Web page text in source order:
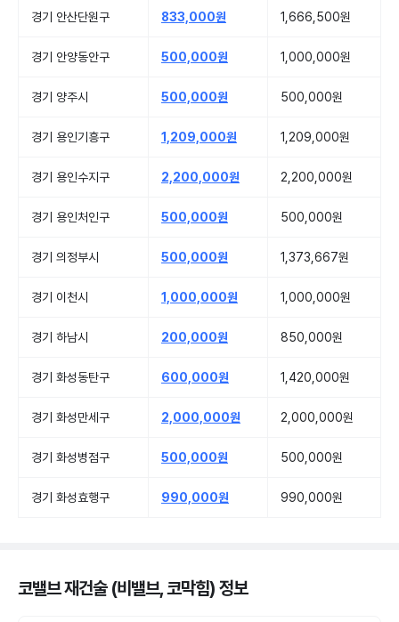
경기 안산단원구 833,000원 1,666,500원
경기 안양동안구 500,000원 1,000,000원
경기 양주시 500,000원 500,000원
경기 용인기흥구 1,209,000원 1,209,000원
경기 용인수지구 2,200,000원 2,200,000원
경기 용인처인구 500,000원 500,000원
경기 의정부시 500,000원 1,373,667원
경기 이천시 1,000,000원 1,000,000원
경기 하남시 200,000원 850,000원
경기 화성동탄구 600,000원 1,420,000원
경기 화성만세구 2,000,000원 2,000,000원
경기 화성병점구 500,000원 500,000원
경기 화성효행구 990,000원 990,000원
코밸브 재건술 (비밸브, 코막힘) 정보